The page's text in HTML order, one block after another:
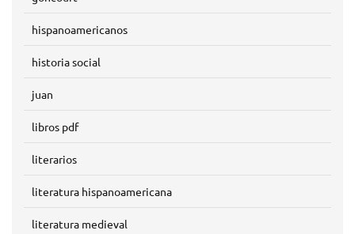
hispanoamericanos
historia social
juan
libros pdf
literarios
literatura hispanoamericana
literatura medieval